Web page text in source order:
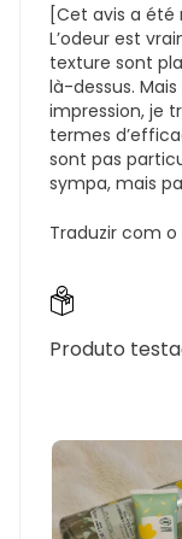
[Cet avis a été
L’odeur est
texture sont
là-dessus.
impression, je
termes
sont pas
sympa, mais
Traduzir com o
Produto